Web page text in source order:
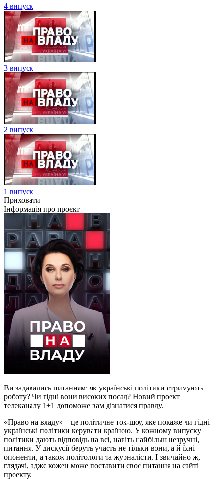
4 випуск
3 випуск
2 випуск
1 випуск
Приховати
Інформація про проєкт
Ви задавались питанням: як українські політики отримують
роботу? Чи гідні вони високих посад? Новий проект
телеканалу 1+1 допоможе вам дізнатися правду.
«Право на владу» – це політичне ток-шоу, яке покаже чи гідні
українські політики керувати країною. У кожному випуску
політики дають відповідь на всі, навіть найбільш незручні,
питання. У дискусії беруть участь не тільки вони, а й їхні
опоненти, а також політологи та журналісти. І звичайно ж,
глядачі, адже кожен може поставити своє питання на сайті
проекту.